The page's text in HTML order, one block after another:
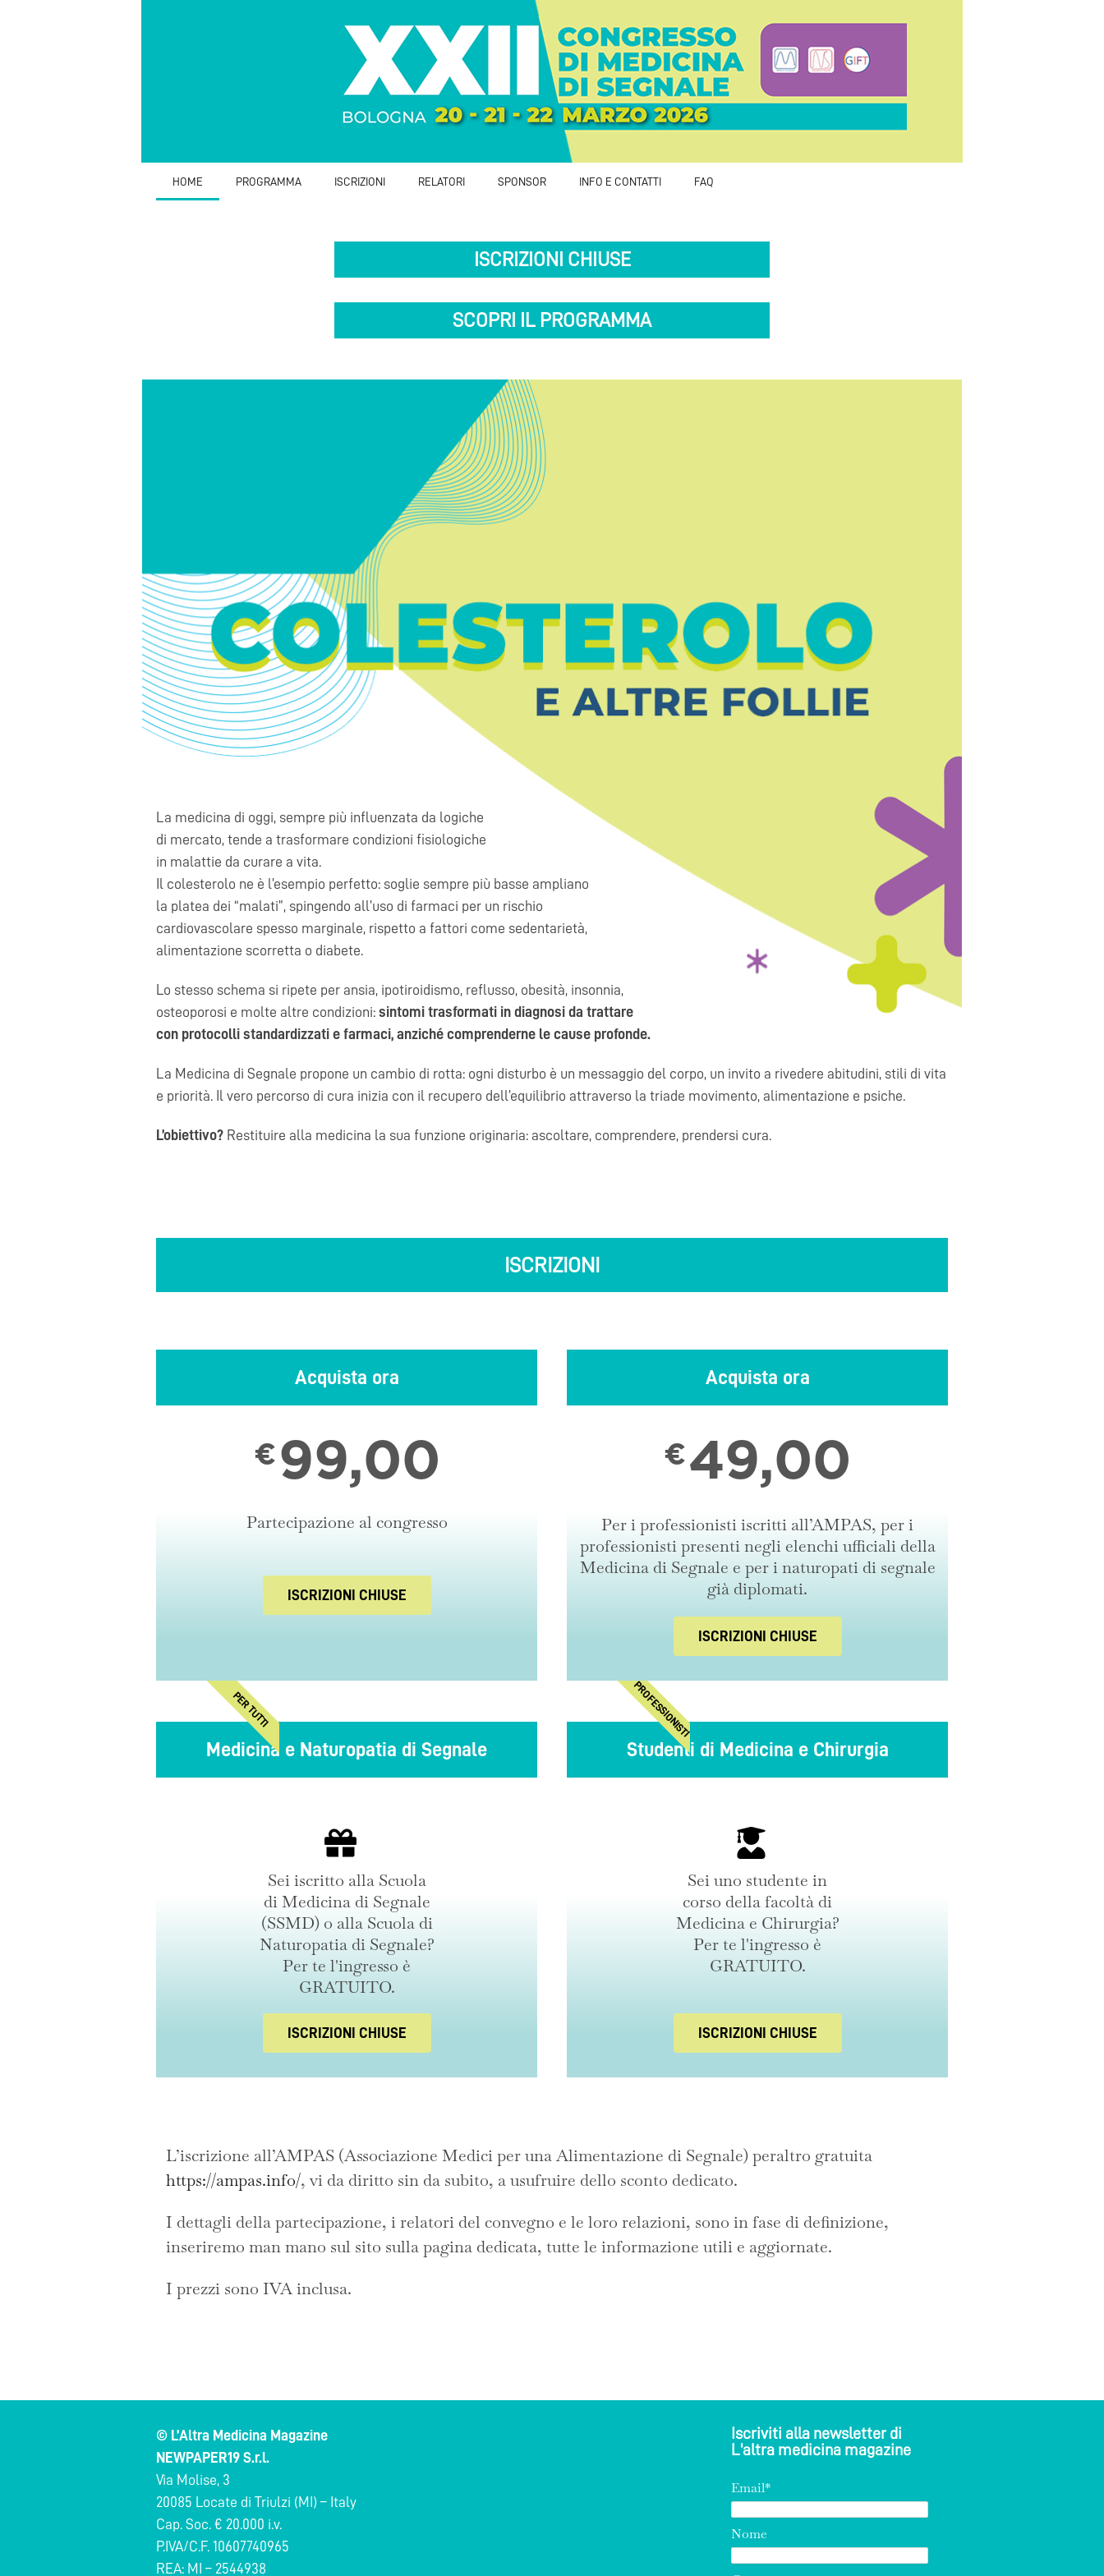
HOME PROGRAMMA ISCRIZIONI RELATORI SPONSOR INFO E CONTATTI FAQ
ISCRIZIONI CHIUSE
SCOPRI IL PROGRAMMA
La medicina di oggi, sempre più influenzata da logiche
di mercato, tende a trasformare condizioni fisiologiche
in malattie da curare a vita.
Il colesterolo ne è l’esempio perfetto: soglie sempre più basse ampliano
la platea dei “malati”, spingendo all’uso di farmaci per un rischio
cardiovascolare spesso marginale, rispetto a fattori come sedentarietà,
alimentazione scorretta o diabete.
Lo stesso schema si ripete per ansia, ipotiroidismo, reflusso, obesità, insonnia,
osteoporosi e molte altre condizioni: sintomi trasformati in diagnosi da trattare
con protocolli standardizzati e farmaci, anziché comprenderne le cause profonde.
La Medicina di Segnale propone un cambio di rotta: ogni disturbo è un messaggio del corpo, un invito a rivedere abitudini, stili di vita
e priorità. Il vero percorso di cura inizia con il recupero dell’equilibrio attraverso la triade movimento, alimentazione e psiche.
L’obiettivo? Restituire alla medicina la sua funzione originaria: ascoltare, comprendere, prendersi cura.
ISCRIZIONI
Acquista ora
€99,00
Partecipazione al congresso
ISCRIZIONI CHIUSE
PER TUTTI
Acquista ora
€49,00
Per i professionisti iscritti all’AMPAS, per i
professionisti presenti negli elenchi ufficiali della
Medicina di Segnale e per i naturopati di segnale
già diplomati.
ISCRIZIONI CHIUSE
PROFESSIONISTI
Medicina e Naturopatia di Segnale
Sei iscritto alla Scuola
di Medicina di Segnale
(SSMD) o alla Scuola di
Naturopatia di Segnale?
Per te l'ingresso è
GRATUITO.
ISCRIZIONI CHIUSE
Studenti di Medicina e Chirurgia
Sei uno studente in
corso della facoltà di
Medicina e Chirurgia?
Per te l'ingresso è
GRATUITO.
ISCRIZIONI CHIUSE
L’iscrizione all’AMPAS (Associazione Medici per una Alimentazione di Segnale) peraltro gratuita
https://ampas.info/, vi da diritto sin da subito, a usufruire dello sconto dedicato.
I dettagli della partecipazione, i relatori del convegno e le loro relazioni, sono in fase di definizione,
inseriremo man mano sul sito sulla pagina dedicata, tutte le informazione utili e aggiornate.
I prezzi sono IVA inclusa.
© L’Altra Medicina Magazine
NEWPAPER19 S.r.l.
Via Molise, 3
20085 Locate di Triulzi (MI) – Italy
Cap. Soc. € 20.000 i.v.
P.IVA/C.F. 10607740965
REA: MI – 2544938
Iscriviti alla newsletter di
L'altra medicina magazine
Email*
Nome